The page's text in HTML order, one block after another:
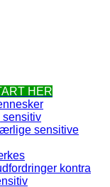
HER
sensitiv
sensitive
kontra